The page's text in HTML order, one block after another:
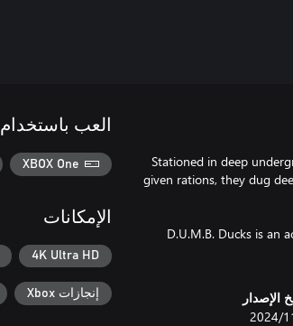
Stationed in deep
given rations, they dug
D.U.M.B. Ducks is an
الإصدار
العب باستخدام
XBOX One
الإمكانات
4K Ultra HD
إنجازات Xbox